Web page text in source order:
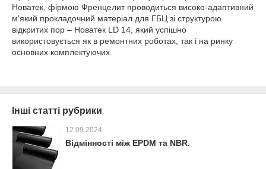
Новатек, фірмою Френцелит проводиться високо-адаптивний
м'який прокладочний матеріал для ГБЦ зі структурою
відкритих пор – Новатек LD 14, який успішно
використовується як в ремонтних роботах, так і на ринку
основних комплектуючих.
Інші статті рубрики
12.09.2024
Відмінності між EPDM та NBR.